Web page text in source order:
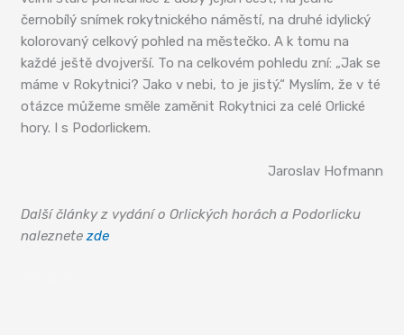
černobílý snímek rokytnického náměstí, na druhé idylický
kolorovaný celkový pohled na městečko. A k tomu na
každé ještě dvojverší. To na celkovém pohledu zní: „Jak se
máme v Rokytnici? Jako v nebi, to je jistý.“ Myslím, že v té
otázce můžeme směle zaměnit Rokytnici za celé Orlické
hory. I s Podorlickem.
Jaroslav Hofmann
Další články z vydání o Orlických horách a Podorlicku
naleznetezde